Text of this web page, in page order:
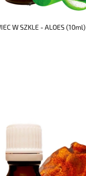
W SZKLE - ALOES (10ml)